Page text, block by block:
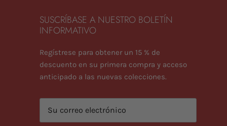
SUSCRÍBASE A NUESTRO BOLETÍN
INFORMATIVO
Regístrese para obtener un 15 % de
descuento en su primera compra y acceso
anticipado a las nuevas colecciones.